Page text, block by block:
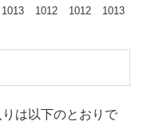
1013 1012 1012 1013
は以下のとおりで